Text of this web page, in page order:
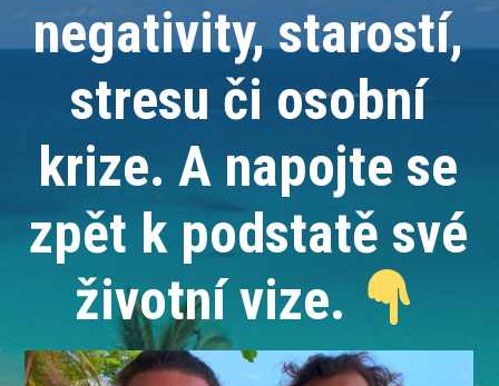
negativity, starostí,
stresu či osobní
krize. A napojte se
zpět k podstatě své
životní vize.